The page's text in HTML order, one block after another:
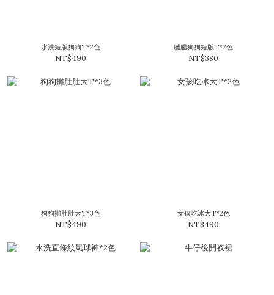
水洗短版狗狗T*2色
NT$490
臘腸狗狗短版T*2色
NT$380
狗狗攤肚肚大T*3色
NT$490
女孩吃冰大T*2色
NT$490